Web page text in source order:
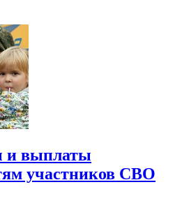
и выплаты
участников СВО